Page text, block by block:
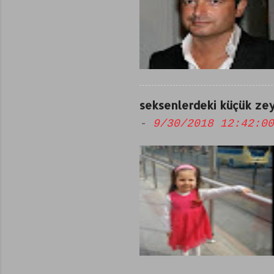
seksenlerdeki küçük
- 9/30/2018 12:42:00